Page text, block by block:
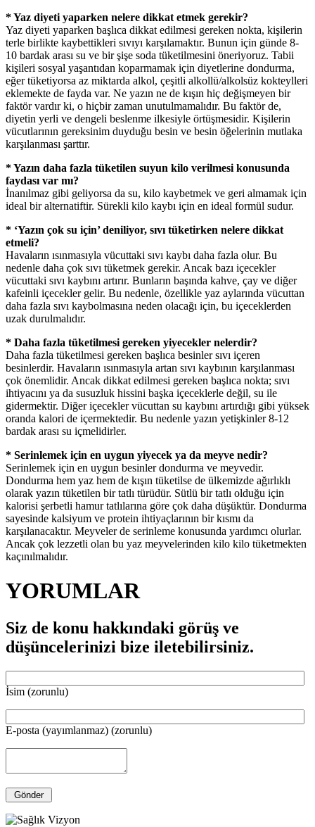
* Yaz diyeti yaparken nelere dikkat etmek gerekir?
Yaz diyeti yaparken başlıca dikkat edilmesi gereken nokta, kişilerin
terle birlikte kaybettikleri sıvıyı karşılamaktır. Bunun için günde 8-
10 bardak arası su ve bir şişe soda tüketilmesini öneriyoruz. Tabii
kişileri sosyal yaşantıdan koparmamak için diyetlerine dondurma,
eğer tüketiyorsa az miktarda alkol, çeşitli alkollü/alkolsüz kokteylleri
eklemekte de fayda var. Ne yazın ne de kışın hiç değişmeyen bir
faktör vardır ki, o hiçbir zaman unutulmamalıdır. Bu faktör de,
diyetin yerli ve dengeli beslenme ilkesiyle örtüşmesidir. Kişilerin
vücutlarının gereksinim duyduğu besin ve besin öğelerinin mutlaka
karşılanması şarttır.
* Yazın daha fazla tüketilen suyun kilo verilmesi konusunda
faydası var mı?
İnanılmaz gibi geliyorsa da su, kilo kaybetmek ve geri almamak için
ideal bir alternatiftir. Sürekli kilo kaybı için en ideal formül sudur.
* ‘Yazın çok su için’ deniliyor, sıvı tüketirken nelere dikkat
etmeli?
Havaların ısınmasıyla vücuttaki sıvı kaybı daha fazla olur. Bu
nedenle daha çok sıvı tüketmek gerekir. Ancak bazı içecekler
vücuttaki sıvı kaybını artırır. Bunların başında kahve, çay ve diğer
kafeinli içecekler gelir. Bu nedenle, özellikle yaz aylarında vücuttan
daha fazla sıvı kaybolmasına neden olacağı için, bu içeceklerden
uzak durulmalıdır.
* Daha fazla tüketilmesi gereken yiyecekler nelerdir?
Daha fazla tüketilmesi gereken başlıca besinler sıvı içeren
besinlerdir. Havaların ısınmasıyla artan sıvı kaybının karşılanması
çok önemlidir. Ancak dikkat edilmesi gereken başlıca nokta; sıvı
ihtiyacını ya da susuzluk hissini başka içeceklerle değil, su ile
gidermektir. Diğer içecekler vücuttan su kaybını artırdığı gibi yüksek
oranda kalori de içermektedir. Bu nedenle yazın yetişkinler 8-12
bardak arası su içmelidirler.
* Serinlemek için en uygun yiyecek ya da meyve nedir?
Serinlemek için en uygun besinler dondurma ve meyvedir.
Dondurma hem yaz hem de kışın tüketilse de ülkemizde ağırlıklı
olarak yazın tüketilen bir tatlı türüdür. Sütlü bir tatlı olduğu için
kalorisi şerbetli hamur tatlılarına göre çok daha düşüktür. Dondurma
sayesinde kalsiyum ve protein ihtiyaçlarının bir kısmı da
karşılanacaktır. Meyveler de serinleme konusunda yardımcı olurlar.
Ancak çok lezzetli olan bu yaz meyvelerinden kilo kilo tüketmekten
kaçınılmalıdır.
YORUMLAR
Siz de konu hakkındaki görüş ve
düşüncelerinizi bize iletebilirsiniz.
İsim (zorunlu)
E-posta (yayımlanmaz) (zorunlu)